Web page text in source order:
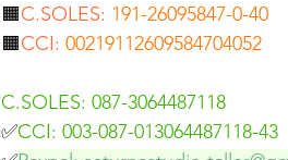
🟧C.SOLES: 191-26095847-0-40
🟧CCI: 00219112609584704052
C.SOLES: 087-3064487118
✅CCI: 003-087-013064487118-43